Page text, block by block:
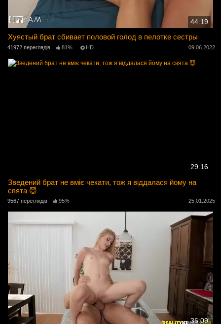
44:19
Хуястый брат сбивает половой голод в пелотке сестры
41972 переглядів 81% HD 09.06.2022
29:16
Зведений брат не вміє чекати, тож я віддалася йому на
свята 😈
9567 переглядів 95% 25.01.2025
36:09